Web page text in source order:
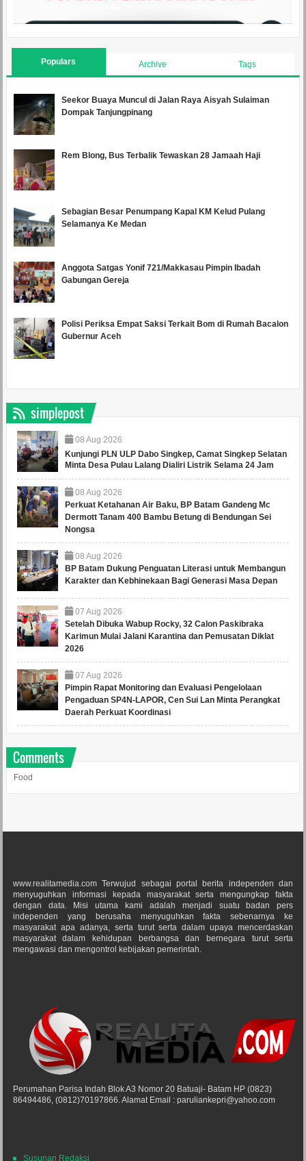
Populars Archive Tags
Seekor Buaya Muncul di Jalan Raya Aisyah Sulaiman
Dompak Tanjungpinang
Rem Blong, Bus Terbalik Tewaskan 28 Jamaah Haji
Sebagian Besar Penumpang Kapal KM Kelud Pulang
Selamanya Ke Medan
Anggota Satgas Yonif 721/Makkasau Pimpin Ibadah
Gabungan Gereja
Polisi Periksa Empat Saksi Terkait Bom di Rumah Bacalon
Gubernur Aceh
simplepost
08 Aug 2026
Kunjungi PLN ULP Dabo Singkep, Camat Singkep Selatan
Minta Desa Pulau Lalang Dialiri Listrik Selama 24 Jam
08 Aug 2026
Perkuat Ketahanan Air Baku, BP Batam Gandeng Mc
Dermott Tanam 400 Bambu Betung di Bendungan Sei
Nongsa
08 Aug 2026
BP Batam Dukung Penguatan Literasi untuk Membangun
Karakter dan Kebhinekaan Bagi Generasi Masa Depan
07 Aug 2026
Setelah Dibuka Wabup Rocky, 32 Calon Paskibraka
Karimun Mulai Jalani Karantina dan Pemusatan Diklat
2026
07 Aug 2026
Pimpin Rapat Monitoring dan Evaluasi Pengelolaan
Pengaduan SP4N-LAPOR, Cen Sui Lan Minta Perangkat
Daerah Perkuat Koordinasi
Comments
Food
www.realitamedia.com Terwujud sebagai portal berita independen dan
menyuguhkan informasi kepada masyarakat serta mengungkap fakta
dengan data. Misi utama kami adalah menjadi suatu badan pers
independen yang berusaha menyuguhkan fakta sebenarnya ke
masyarakat apa adanya, serta turut serta dalam upaya mencerdaskan
masyarakat dalam kehidupan berbangsa dan bernegara turut serta
mengawasi dan mengontrol kebijakan pemerintah.
Perumahan Parisa Indah Blok A3 Nomor 20 Batuaji- Batam HP (0823)
86494486, (0812)70197866. Alamat Email : paruliankepri@yahoo.com
Susunan Redaksi